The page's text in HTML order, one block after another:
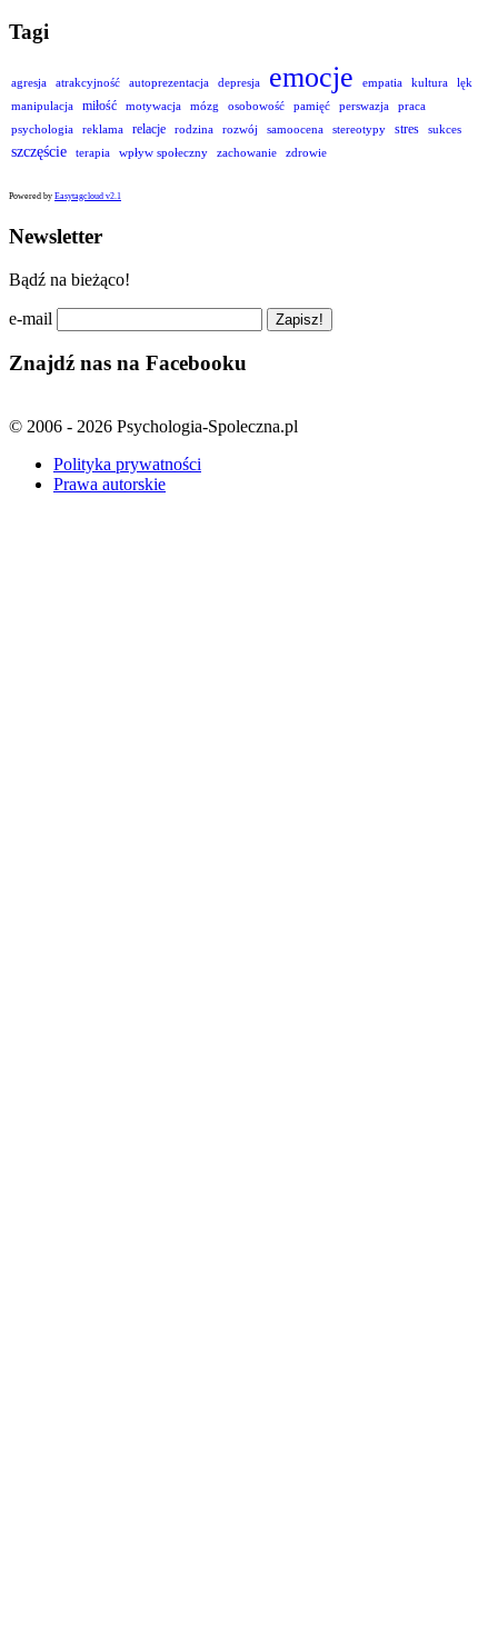
Tagi
agresja atrakcyjność autoprezentacja depresja emocje empatia kultura
lęk
manipulacja
miłość motywacja mózg osobowość pamięć perswazja
praca
psychologia
reklama relacje rodzina rozwój samoocena stereotypy stres sukces
szczęście terapia wpływ społeczny zachowanie zdrowie
Powered by Easytagcloud v2.1
Newsletter
Bądź na bieżąco!
e-mail
Znajdź nas na Facebooku
© 2006 - 2026 Psychologia-Spoleczna.pl
Polityka prywatności
Prawa autorskie